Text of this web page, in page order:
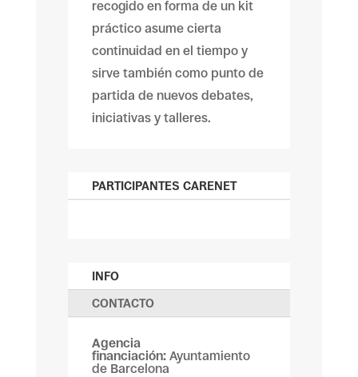
recogido en forma de un kit
práctico asume cierta
continuidad en el tiempo y
sirve también como punto de
partida de nuevos debates,
iniciativas y talleres.
PARTICIPANTES CARENET
INFO
CONTACTO
Agencia
financiación:Ayuntamiento
de Barcelona